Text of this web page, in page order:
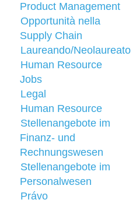
Product Management
Opportunità nella
Supply Chain
Laureando/Neolaureato
Human Resource
Jobs
Legal
Human Resource
Stellenangebote im
Finanz- und
Rechnungswesen
Stellenangebote im
Personalwesen
Právo